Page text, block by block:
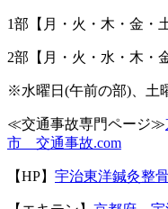
1部【月・火・木・金・
2部【月・火・水・木・
※水曜日(午前の部)、土
≪交通事故専門ページ≫
市 交通事故.com
【HP】 宇治東洋鍼灸整